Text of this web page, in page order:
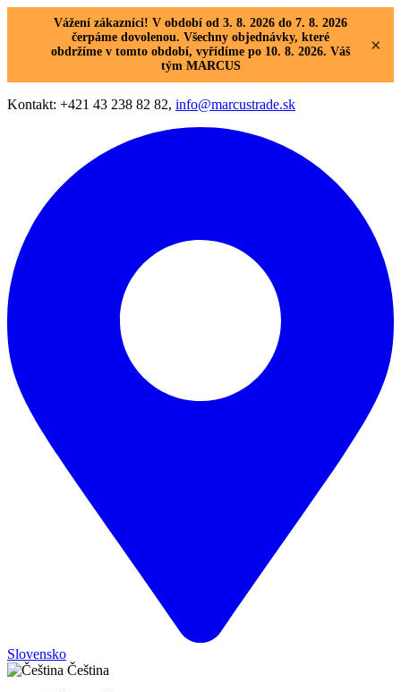
Vážení zákazníci! V období od 3. 8. 2026 do 7. 8. 2026
čerpáme dovolenou. Všechny objednávky, které
obdržíme v tomto období, vyřídíme po 10. 8. 2026. Váš
tým MARCUS
×
Kontakt: +421 43 238 82 82, info@marcustrade.sk
Slovensko
Čeština